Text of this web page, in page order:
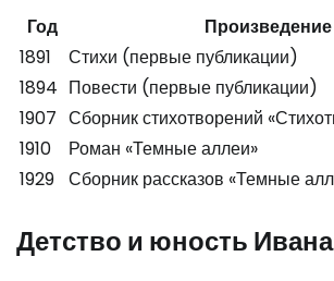
Год
Произведение
1891
Стихи (первые публикации)
1894 Повести (первые публикации)
1907 Сборник стихотворений
1910
Роман «Темные аллеи»
1929 Сборник рассказов «Темные
Детство и юность